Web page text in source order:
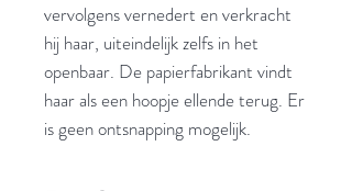
vervolgens vernedert en verkracht
hij haar, uiteindelijk zelfs in het
openbaar. De papierfabrikant vindt
haar als een hoopje ellende terug. Er
is geen ontsnapping mogelijk.